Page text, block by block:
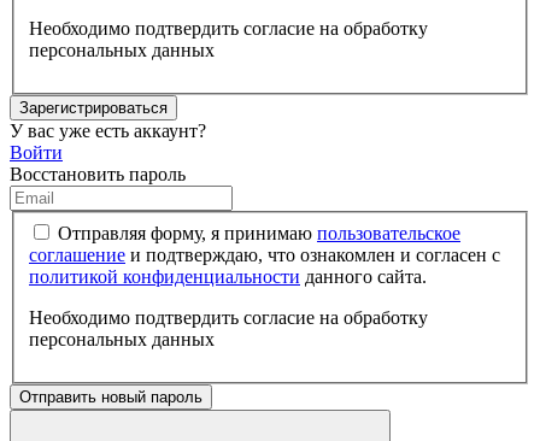
Необходимо подтвердить согласие на обработку
персональных данных
Зарегистрироваться
У вас уже есть аккаунт?
Войти
Восстановить пароль
Отправляя форму, я принимаю пользовательское
соглашение и подтверждаю, что ознакомлен и согласен с
политикой конфиденциальности данного сайта.
Необходимо подтвердить согласие на обработку
персональных данных
Отправить новый пароль